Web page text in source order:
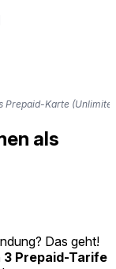
Prepaid-Karte
als
Das geht!
3 Prepaid-Tarife